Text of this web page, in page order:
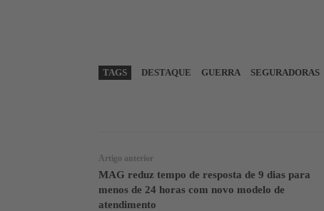
TAGS DESTAQUE GUERRA SEGURADORAS
Artigo anterior
MAG reduz tempo de resposta de 9 dias para
menos de 24 horas com novo modelo de
atendimento